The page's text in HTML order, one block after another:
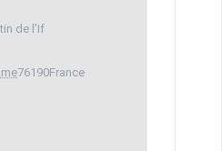
de l’If
76190France